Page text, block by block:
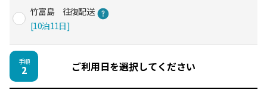
竹富島 往復配送
[10泊11日]
手順
2 ご利用日を選択してください